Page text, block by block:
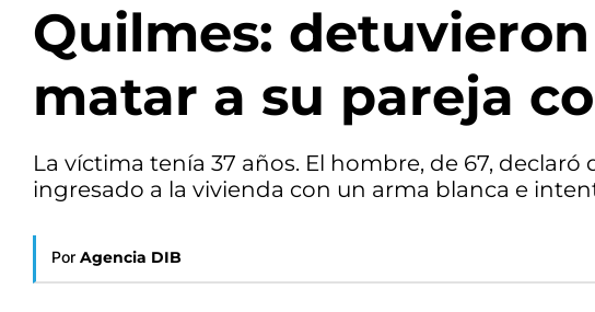
Quilmes:
matar a su pareja
La víctima tenía 37 años. El hombre, de 67,
ingresado a la vivienda con un arma blanca e
Por Agencia DIB